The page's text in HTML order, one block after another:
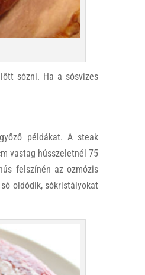
sózni. Ha a sósvizes
példákat. A steak
vastag hússzeletnél 75
felszínén az ozmózis
oldódik, sókristályokat